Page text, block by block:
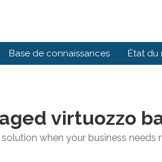
Base de connaissances État du
virtuozzo
solution when your business